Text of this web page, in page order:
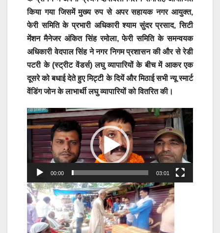
किया गया जिसमें मुख्य रुप से अपर सहायक नगर आयुक्त,
फेरी समिति के प्रभारी अधिकारी श्याम सुंदर प्रसाद, सिटी
मेंशन मैनेजर अंकित सिंह रमोला, फेरी समिति के समन्वयक
अधिकारी वेदपाल सिंह ने नगर निगम प्रशासन की और से रेडी
पटरी के (स्ट्रीट वेंडर्स) लघु व्यापारियों के बीच में आकर एक
दूसरे को बधाई देते हुए मिट्टी के दियें और मिठाई सभी न्यू स्मार्ट
वेंडिंग जोन के लाभार्थी लघु व्यापारियों को वितरित की।
Video
Player
00:00 03:01